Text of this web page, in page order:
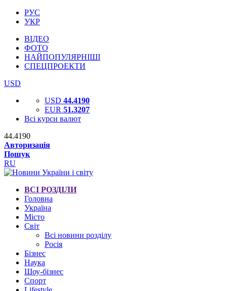
РУС
УКР
ВІДЕО
ФОТО
НАЙПОПУЛЯРНІШІ
СПЕЦПРОЕКТИ
USD
USD 44.4190
EUR 51.3207
Всі курси валют
44.4190
Авторизація
Пошук
RU
ВСІ РОЗДІЛИ
Головна
Україна
Місто
Світ
Всі новини розділу
Росія
Бізнес
Наука
Шоу-бізнес
Спорт